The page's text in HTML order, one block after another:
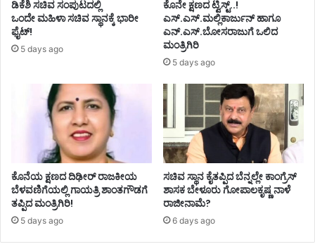
ಡಿಕೆಶಿ ಸಚಿವ ಸಂಪುಟದಲ್ಲಿ
ಒಂದೇ ಮಹಿಳಾ ಸಚಿವ ಸ್ಥಾನಕ್ಕೆ ಭಾರೀ
ಫೈಟ್!
5 days ago
ಕೊನೇ ಕ್ಷಣದ ಟ್ವಿಸ್ಟ್..!
ಎಸ್.ಎಸ್.ಮಲ್ಲಿಕಾರ್ಜುನ್ ಹಾಗೂ
ಎನ್.ಎಸ್.ಬೋಸರಾಜುಗೆ ಒಲಿದ
ಮಂತ್ರಿಗಿರಿ
5 days ago
ಕೊನೆಯ ಕ್ಷಣದ ದಿಢೀರ್ ರಾಜಕೀಯ
ಬೆಳವಣಿಗೆಯಲ್ಲಿ ಗಾಯತ್ರಿ ಶಾಂತಗೌಡಗೆ
ತಪ್ಪಿದ ಮಂತ್ರಿಗಿರಿ!
5 days ago
ಸಚಿವ ಸ್ಥಾನ ಕೈತಪ್ಪಿದ ಬೆನ್ನಲ್ಲೇ ಕಾಂಗ್ರೆಸ್‌
ಶಾಸಕ ಬೇಳೂರು ಗೋಪಾಲಕೃಷ್ಣ ನಾಳೆ
ರಾಜೀನಾಮೆ?
6 days ago